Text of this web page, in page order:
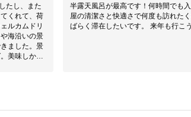
たし、また
半露天風呂が最高です！何時間でも
屋の清潔さと快適さで何度も訪れた
ばらく滞在したいです。 来年も行こ